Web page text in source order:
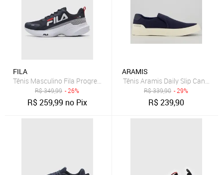
FILA
Tênis Masculino Fila Progress Lite Azul Marinho
R$349,99 - 26%
R$259,99 no Pix
ARAMIS
Tênis Aramis Daily Slip Canvas
R$339,90 - 29%
R$239,90